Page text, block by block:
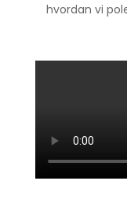
hvordan vi